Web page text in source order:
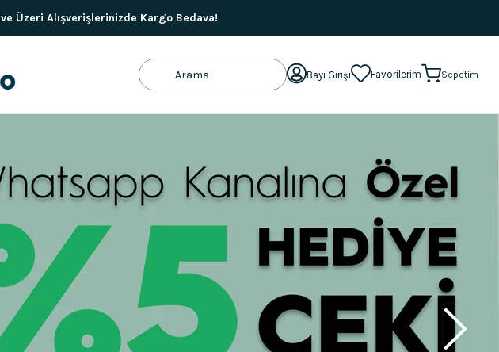
ve Üzeri Alışverişlerinizde Kargo Bedava!
Bayi Girişi Favorilerim Sepetim